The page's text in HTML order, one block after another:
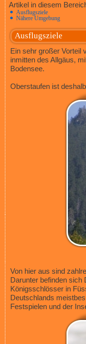
Artikel in diesem
Ausflugsziele
Nähere Umgebung
Ausflugsziele
Ein sehr großer Vorteil
inmitten des Allgäus,
Bodensee.
Oberstaufen ist
Von hier aus sind
Darunter befinden sich
Königsschlösser in
Deutschlands
Festspielen und der